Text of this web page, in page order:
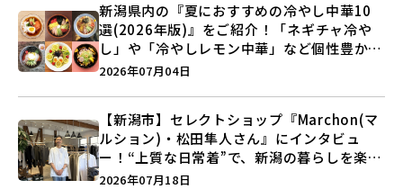
新潟県内の『夏におすすめの冷やし中華10
選(2026年版)』をご紹介！「ネギチャ冷や
し」や「冷やしレモン中華」など個性豊かな
ラインアップ♪
2026年07月04日
【新潟市】セレクトショップ『Marchon(マ
ルション)・松田隼人さん』にインタビュ
ー！“上質な日常着”で、新潟の暮らしを楽し
む提案とは？
2026年07月18日